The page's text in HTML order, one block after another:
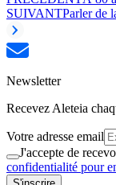
SUIVANTParler de
Newsletter
Recevez Aleteia
Votre adresse email
J'accepte de
confidentialité pour